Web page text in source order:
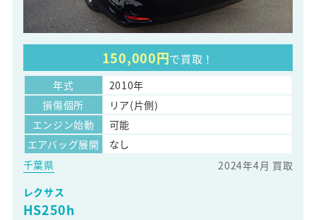
150,000円で買取！
年式
2010年
損傷個所
リア(片側)
エンジン始動
可能
エアバッグ展開
なし
千葉県
2024年4月 買取
レクサス
HS250h